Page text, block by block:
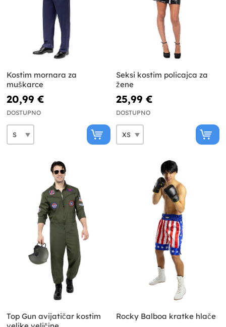
Kostim mornara za
muškarce
20,99 €
DOSTUPNO
Seksi kostim policajca za
žene
25,99 €
DOSTUPNO
Top Gun avijatičar kostim
Rocky Balboa kratke hlače